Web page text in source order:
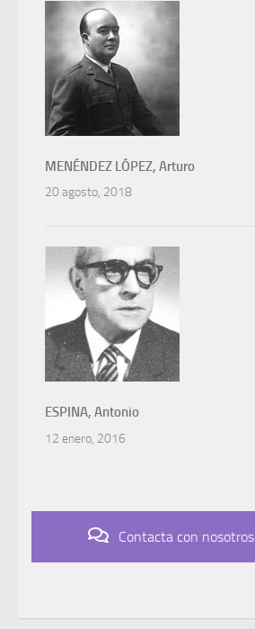
MENÉNDEZ LÓPEZ, Arturo
20 agosto, 2018
ESPINA, Antonio
12 enero, 2016
Contacta con nosotros